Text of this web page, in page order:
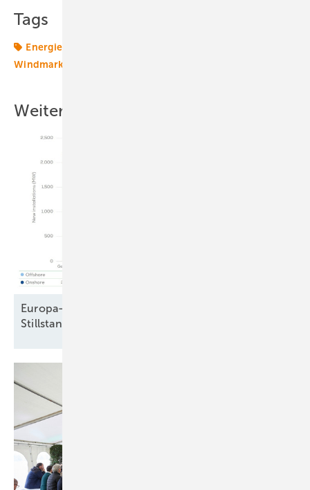
Tags
Energiemarkt
Windmarkt
Weitere Inhalte
Europa-Windparkbau auf Vorjahresniveau –
Stillstand in Frankreich und